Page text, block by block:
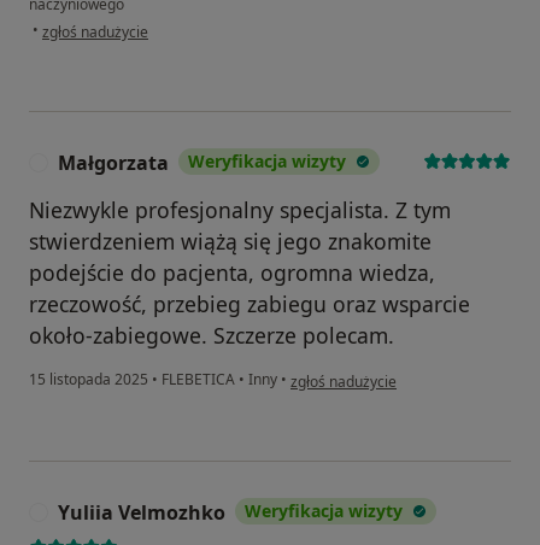
naczyniowego
• w opinii użytkownika Ewa
zgłoś nadużycie
Małgorzata Weryfikacja wizyty
Niezwykle profesjonalny specjalista. Z tym
stwierdzeniem wiążą się jego znakomite
podejście do pacjenta, ogromna wiedza,
rzeczowość, przebieg zabiegu oraz wsparcie
około-zabiegowe. Szczerze polecam.
15 listopada 2025 • FLEBETICA • Inny • w opinii użytkownika Małgorzata
zgłoś nadużycie
Yuliia Velmozhko Weryfikacja wizyty